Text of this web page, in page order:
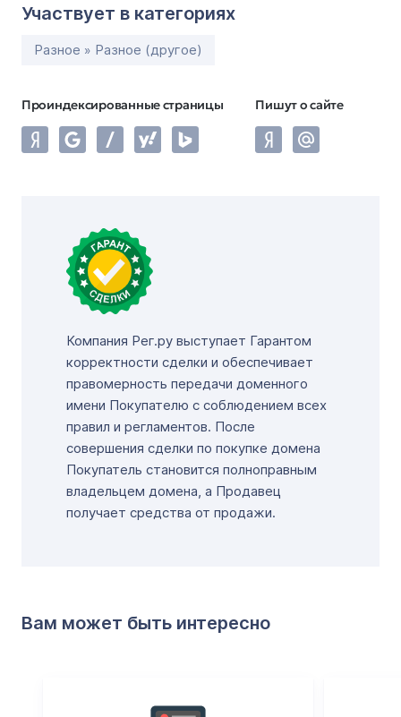
Участвует в категориях
Разное » Разное (другое)
Проиндексированные страницы Пишут о сайте
Компания Рег.ру выступает Гарантом
корректности сделки и обеспечивает
правомерность передачи доменного
имени Покупателю с соблюдением всех
правил и регламентов. После
совершения сделки по покупке домена
Покупатель становится полноправным
владельцем домена, а Продавец
получает средства от продажи.
Вам может быть интересно